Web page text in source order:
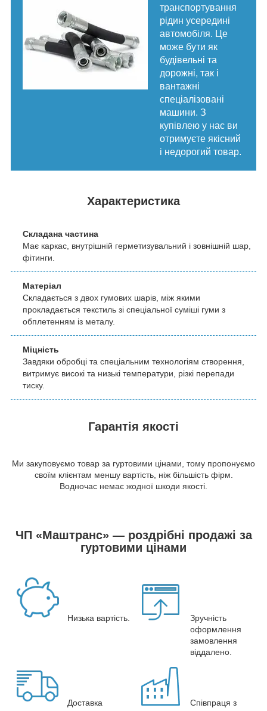
транспортування
рідин усередині
автомобіля. Це
може бути як
будівельні та
дорожні, так і
вантажні
спеціалізовані
машини. З
купівлею у нас ви
отримуєте якісний
і недорогий товар.
Характеристика
Складана частина
Має каркас, внутрішній герметизувальний і зовнішній шар,
фітинги.
Матеріал
Складається з двох гумових шарів, між якими
прокладається текстиль зі спеціальної суміші гуми з
обплетенням із металу.
Міцність
Завдяки обробці та спеціальним технологіям створення,
витримує високі та низькі температури, різкі перепади
тиску.
Гарантія якості
Ми закуповуємо товар за гуртовими цінами, тому пропонуємо
своїм клієнтам меншу вартість, ніж більшість фірм.
Водночас немає жодної шкоди якості.
ЧП «Маштранс» — роздрібні продажі за
гуртовими цінами
Низька вартість.
Зручність
оформлення
замовлення
віддалено.
Доставка
Співпраця з